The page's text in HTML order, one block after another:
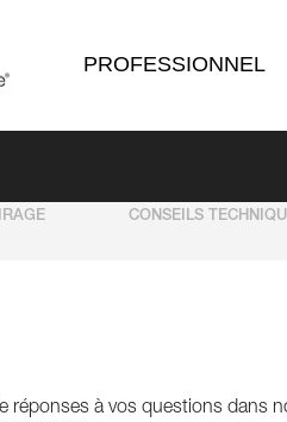
PROFESSIONNEL
CONSEILS
réponses à vos questions dans